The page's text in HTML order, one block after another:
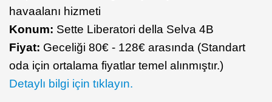
havaalanı hizmeti
Konum: Sette Liberatori della Selva 4B
Fiyat: Geceliği 80€ - 128€ arasında (Standart
oda için ortalama fiyatlar temel alınmıştır.)
Detaylı bilgi için tıklayın.